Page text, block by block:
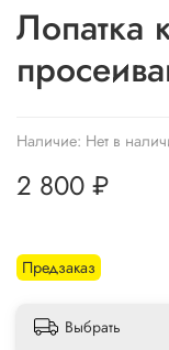
Наличие: Нет в
Предзаказ
Лопатка
2 800 ₽
Выбрать